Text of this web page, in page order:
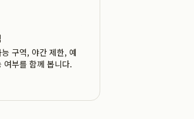
구역, 야간 제한, 예
여부를 함께 봅니다.